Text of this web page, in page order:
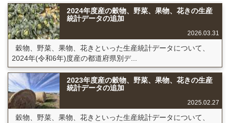
2024年度産の穀物、野菜、果物、花きの生産
統計データの追加
2026.03.31
穀物、野菜、果物、花きといった生産統計データについて、
2024年(令和6年)度産の都道府県別デ...
2023年度産の穀物、野菜、果物、花きの生産
統計データの追加
2025.02.27
穀物、野菜、果物、花きといった生産統計データについて、